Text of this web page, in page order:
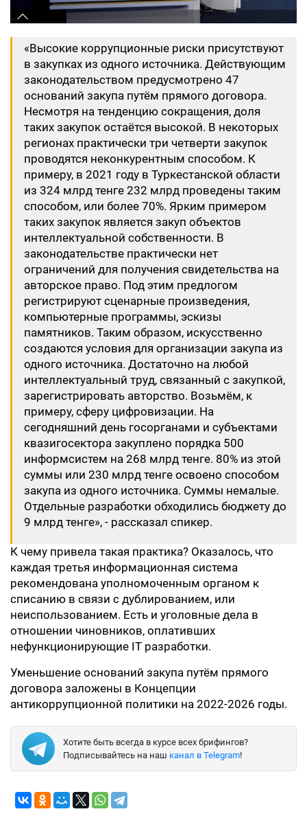
«Высокие коррупционные риски присутствуют
в закупках из одного источника. Действующим
законодательством предусмотрено 47
оснований закупа путём прямого договора.
Несмотря на тенденцию сокращения, доля
таких закупок остаётся высокой. В некоторых
регионах практически три четверти закупок
проводятся неконкурентным способом. К
примеру, в 2021 году в Туркестанской области
из 324 млрд тенге 232 млрд проведены таким
способом, или более 70%. Ярким примером
таких закупок является закуп объектов
интеллектуальной собственности. В
законодательстве практически нет
ограничений для получения свидетельства на
авторское право. Под этим предлогом
регистрируют сценарные произведения,
компьютерные программы, эскизы
памятников. Таким образом, искусственно
создаются условия для организации закупа из
одного источника. Достаточно на любой
интеллектуальный труд, связанный с закупкой,
зарегистрировать авторство. Возьмём, к
примеру, сферу цифровизации. На
сегодняшний день госорганами и субъектами
квазигосектора закуплено порядка 500
информсистем на 268 млрд тенге. 80% из этой
суммы или 230 млрд тенге освоено способом
закупа из одного источника. Суммы немалые.
Отдельные разработки обходились бюджету до
9 млрд тенге», - рассказал спикер.
К чему привела такая практика? Оказалось, что
каждая третья информационная система
рекомендована уполномоченным органом к
списанию в связи с дублированием, или
неиспользованием. Есть и уголовные дела в
отношении чиновников, оплативших
нефункционирующие IT разработки.
Уменьшение оснований закупа путём прямого
договора заложены в Концепции
антикоррупционной политики на 2022-2026 годы.
Хотите быть всегда в курсе всех брифингов?
Подписывайтесь на наш канал в Telegram!